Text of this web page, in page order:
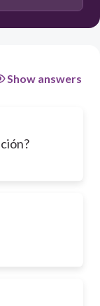
Show answers